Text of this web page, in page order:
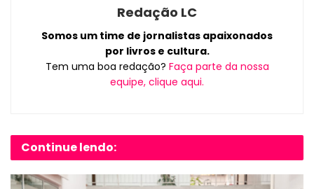
Redação LC
Somos um time de jornalistas apaixonados
por livros e cultura.
Tem uma boa redação? Faça parte da nossa
equipe, clique aqui.
Continue lendo: